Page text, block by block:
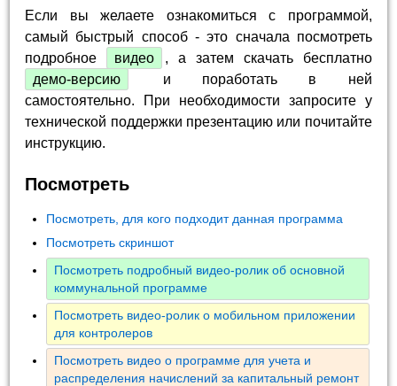
Если вы желаете ознакомиться с программой,
самый быстрый способ - это сначала посмотреть
подробное
видео
, а затем скачать бесплатно
демо-версию
и поработать в ней
самостоятельно. При необходимости запросите у
технической поддержки презентацию или почитайте
инструкцию.
Посмотреть
Посмотреть, для кого подходит данная программа
Посмотреть скриншот
Посмотреть подробный видео-ролик об основной
коммунальной программе
Посмотреть видео-ролик о мобильном приложении
для контролеров
Посмотреть видео о программе для учета и
распределения начислений за капитальный ремонт